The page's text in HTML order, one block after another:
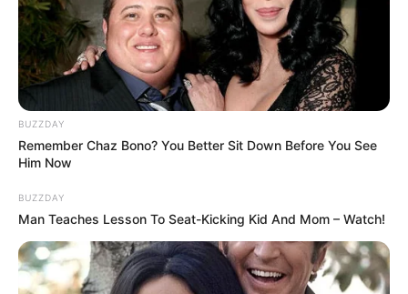
BUZZDAY
Remember Chaz Bono? You Better Sit Down Before You See
Him Now
BUZZDAY
Man Teaches Lesson To Seat-Kicking Kid And Mom – Watch!